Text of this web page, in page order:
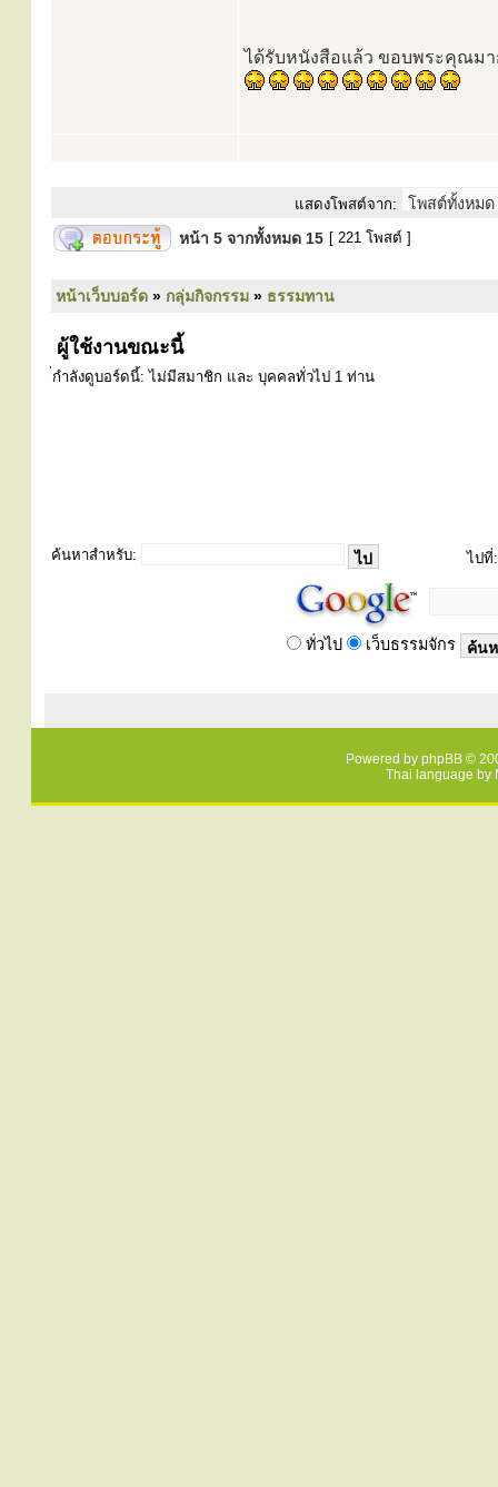
ได้รับหนังสือแล้ว ขอบพระคุณมา
แสดงโพสต์จาก:
หน้า 5 จากทั้งหมด 15 [ 221 โพสต์ ]
หน้าเว็บบอร์ด » กลุ่มกิจกรรม » ธรรมทาน
ผู้ใช้งานขณะนี้
่กำลังดูบอร์ดนี้: ไม่มีสมาชิก และ บุคคลทั่วไป 1 ท่าน
ค้นหาสำหรับ: ไปที่:
ทั่วไป เว็บธรรมจักร
Powered by phpBB ©
Thai language by